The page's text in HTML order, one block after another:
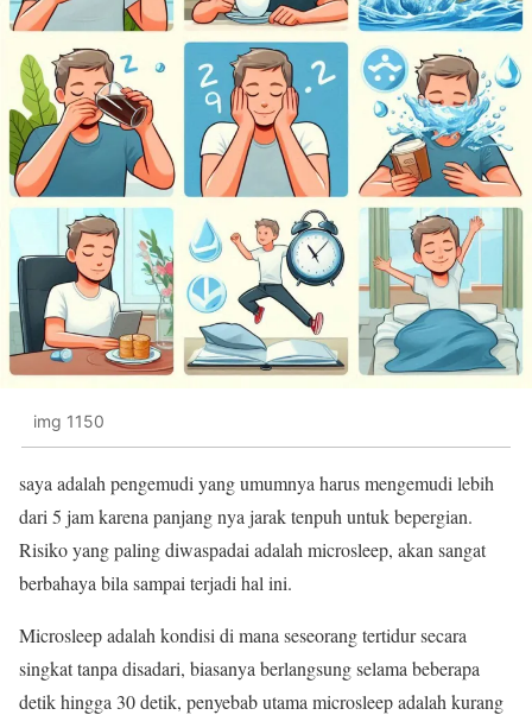
img 1150
saya adalah pengemudi yang umumnya harus mengemudi lebih
dari 5 jam karena panjang nya jarak tenpuh untuk bepergian.
Risiko yang paling diwaspadai adalah microsleep, akan sangat
berbahaya bila sampai terjadi hal ini.
Microsleep adalah kondisi di mana seseorang tertidur secara
singkat tanpa disadari, biasanya berlangsung selama beberapa
detik hingga 30 detik, penyebab utama microsleep adalah kurang